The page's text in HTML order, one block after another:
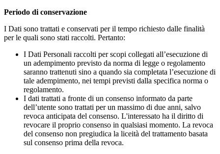
Periodo di conservazione
I Dati sono trattati e conservati per il tempo richiesto dalle finalità
per le quali sono stati raccolti. Pertanto:
I Dati Personali raccolti per scopi collegati all’esecuzione di
un adempimento previsto da norma di legge o regolamento
saranno trattenuti sino a quando sia completata l’esecuzione di
tale adempimento, nei tempi previsti dalla specifica norma o
regolamento.
I dati trattati a fronte di un consenso informato da parte
dell’utente sono trattati per un massimo di due anni, salvo
revoca anticipata del consenso. L'interessato ha il diritto di
revocare il proprio consenso in qualsiasi momento. La revoca
del consenso non pregiudica la liceità del trattamento basata
sul consenso prima della revoca.